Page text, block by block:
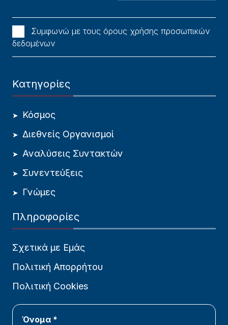
Συμφωνώ με τους όρους χρήσης προσωπικών
δεδομένων
Κατηγορίες
Κόσμος
Διεθνείς Οργανισμοί
Αναλύσεις Συντακτών
Συνεντεύξεις
Γνώμες
Πληροφορίες
Σχετικά με Εμάς
Πολιτική Απορρήτου
Πολιτική Cookies
Όνομα *